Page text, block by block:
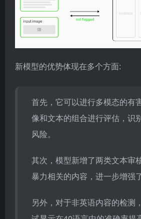
新模型的优势体现在多个方面:
首先，它可以进行多模态的有
像和文本的组合进行评估，识
风险。
其次，模型新增了两类文本审
暴力相关的内容，进一步增强
另外，对于非英语内容的检测